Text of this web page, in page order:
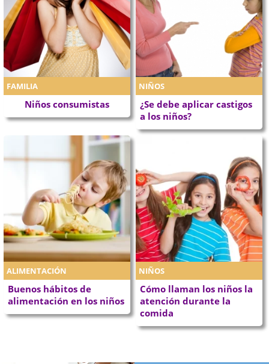
FAMILIA
Niños consumistas
NIÑOS
¿Se debe aplicar castigos
a los niños?
ALIMENTACIÓN
Buenos hábitos de
alimentación en los niños
NIÑOS
Cómo llaman los niños la
atención durante la
comida